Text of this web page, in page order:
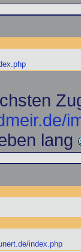
lang
index.php